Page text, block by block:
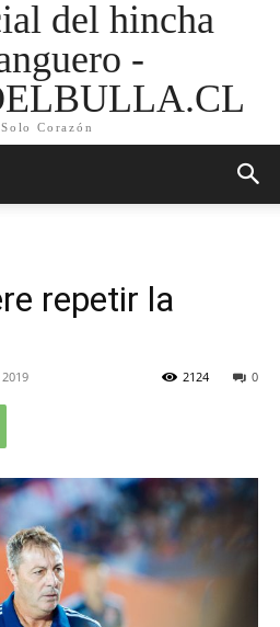
del hincha
-
Corazón
repetir la
0
2124